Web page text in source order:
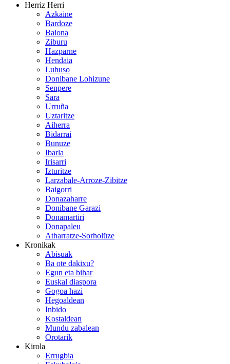
Herriz Herri
Azkaine
Bardoze
Baiona
Ziburu
Hazparne
Hendaia
Luhuso
Donibane Lohizune
Senpere
Sara
Urruña
Uztaritze
Aiherra
Bidarrai
Bunuze
Ibarla
Irisarri
Izturitze
Larzabale-Arroze-Zibitze
Baigorri
Donazaharre
Donibane Garazi
Donamartiri
Donapaleu
Atharratze-Sorholüze
Kronikak
Abisuak
Ba ote dakixu?
Egun eta bihar
Euskal diaspora
Gogoa hazi
Hegoaldean
Inbido
Kostaldean
Mundu zabalean
Orotarik
Kirola
Errugbia